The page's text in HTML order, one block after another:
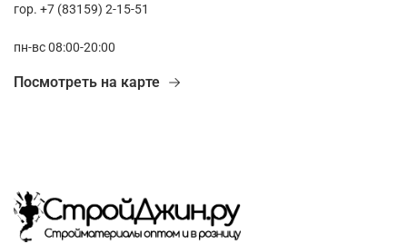
гор. +7 (83159) 2-15-51
пн-вс 08:00-20:00
Посмотреть на карте